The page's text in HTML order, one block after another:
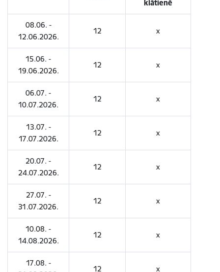
klātienē
08.06. -
12.06.2026.
12 x
15.06. -
19.06.2026.
12 x
06.07. -
10.07.2026.
12 x
13.07. -
17.07.2026.
12 x
20.07. -
24.07.2026.
12 x
27.07. -
31.07.2026.
12 x
10.08. -
14.08.2026.
12 x
17.08. -
12 x